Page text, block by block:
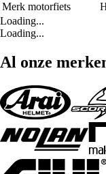
Merk motorfiets
Loading...
Loading...
Al onze